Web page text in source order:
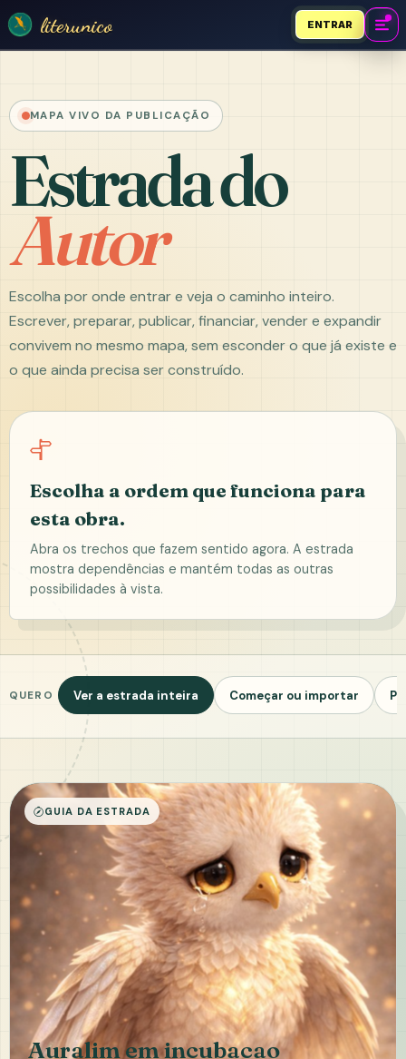
literunico ENTRAR
MAPA VIVO DA PUBLICAÇÃO
Estrada do
Autor
Escolha por onde entrar e veja o caminho inteiro.
Escrever, preparar, publicar, financiar, vender e expandir
convivem no mesmo mapa, sem esconder o que já existe e
o que ainda precisa ser construído.
Escolha a ordem que funciona para
esta obra.
Abra os trechos que fazem sentido agora. A estrada
mostra dependências e mantém todas as outras
possibilidades à vista.
QUERO Ver a estrada inteira Começar ou importar
GUIA DA ESTRADA
Auralim em incubacao